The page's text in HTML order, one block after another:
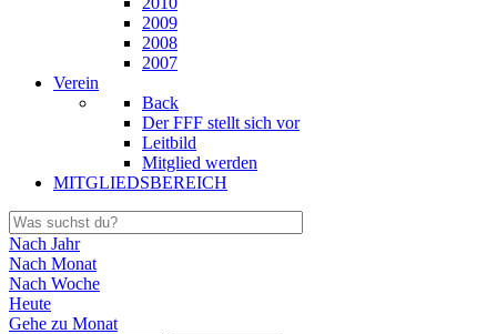
2009
2008
2007
Verein
Back
Der FFF stellt sich vor
Leitbild
Mitglied werden
MITGLIEDSBEREICH
Nach Jahr
Nach Monat
Nach Woche
Heute
Gehe zu Monat